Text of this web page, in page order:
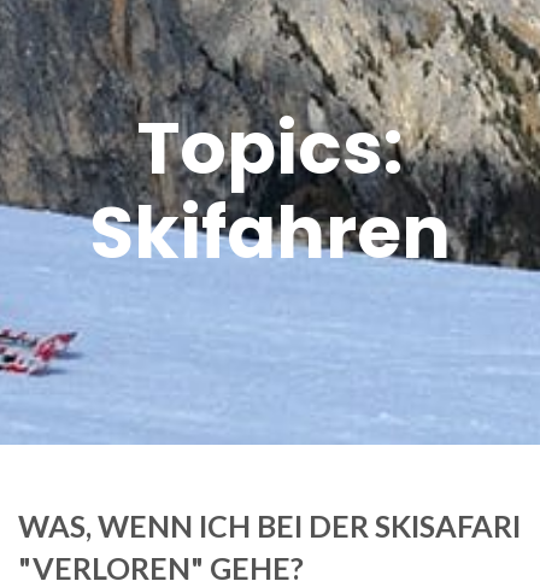
Topics:
Skifahren
WAS, WENN ICH BEI DER SKISAFARI
"VERLOREN" GEHE?